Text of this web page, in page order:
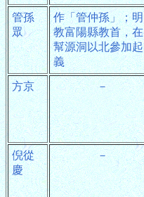
管孫
眾
作「管仲孫」；明
教富陽縣教首，在
幫源洞以北參加起
義
方京 －
倪從
慶
－